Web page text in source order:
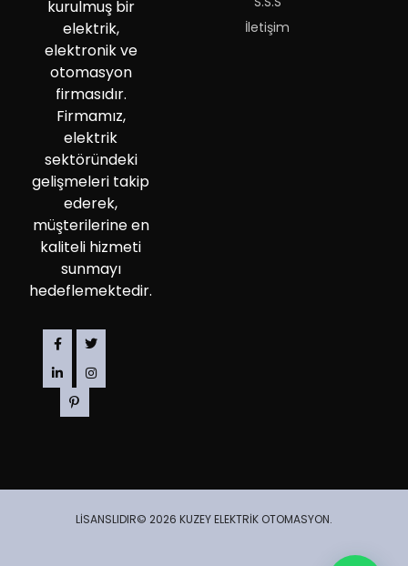
kurulmuş bir
elektrik,
elektronik ve
otomasyon
firmasıdır.
Firmamız,
elektrik
sektöründeki
gelişmeleri takip
ederek,
müşterilerine en
kaliteli hizmeti
sunmayı
hedeflemektedir.
İletişim
LİSANSLIDIR© 2026 KUZEY ELEKTRİK OTOMASYON.